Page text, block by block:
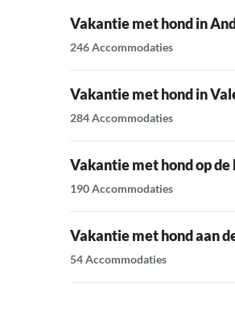
Vakantie met hond in
246 Accommodaties
Vakantie met hond in
284 Accommodaties
Vakantie met hond op de
190 Accommodaties
Vakantie met hond aan
54 Accommodaties